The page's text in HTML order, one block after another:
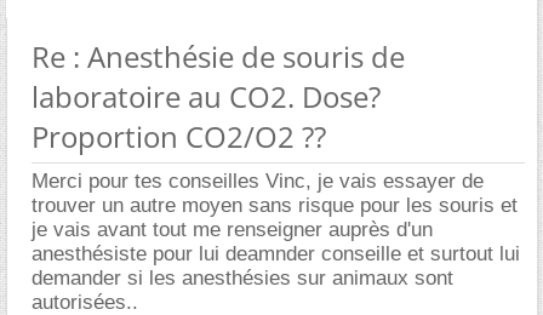
Re : Anesthésie de souris de
laboratoire au CO2. Dose?
Proportion CO2/O2 ??
Merci pour tes conseilles Vinc, je vais essayer de
trouver un autre moyen sans risque pour les souris et
je vais avant tout me renseigner auprès d'un
anesthésiste pour lui deamnder conseille et surtout lui
demander si les anesthésies sur animaux sont
autorisées..